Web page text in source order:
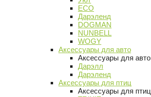
ECO
Дарэленд
DOGMAN
NUNBELL
WOGY
Аксессуары для авто
Аксессуары для авто
Дарэлл
Дарэленд
Аксессуары для птиц
Аксессуары для птиц